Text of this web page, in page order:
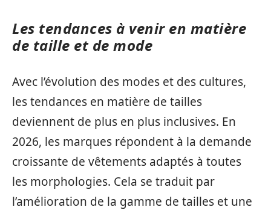
Les tendances à venir en matière
de taille et de mode
Avec l’évolution des modes et des cultures,
les tendances en matière de tailles
deviennent de plus en plus inclusives. En
2026, les marques répondent à la demande
croissante de vêtements adaptés à toutes
les morphologies. Cela se traduit par
l’amélioration de la gamme de tailles et une